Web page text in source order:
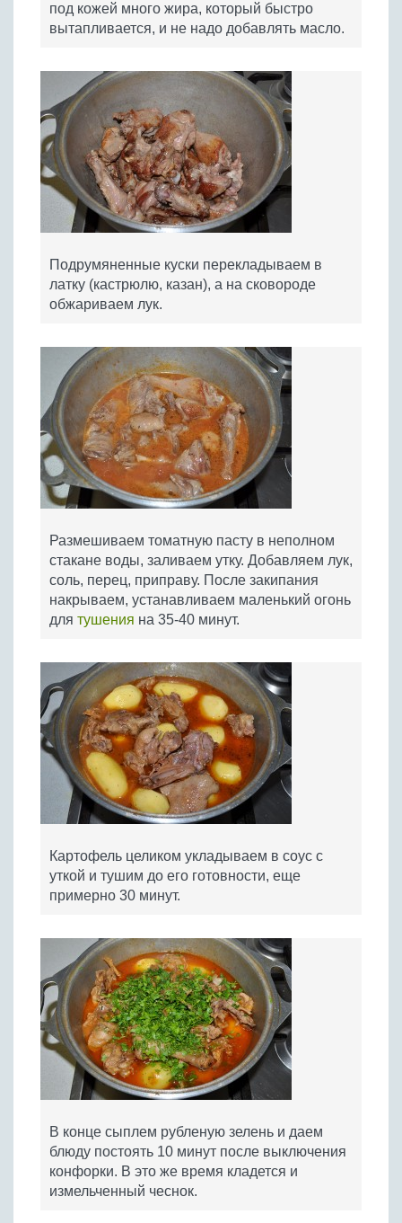
под кожей много жира, который быстро
вытапливается, и не надо добавлять масло.
Подрумяненные куски перекладываем в
латку (кастрюлю, казан), а на сковороде
обжариваем лук.
Размешиваем томатную пасту в неполном
стакане воды, заливаем утку. Добавляем лук,
соль, перец, приправу. После закипания
накрываем, устанавливаем маленький огонь
для тушения на 35-40 минут.
Картофель целиком укладываем в соус с
уткой и тушим до его готовности, еще
примерно 30 минут.
В конце сыплем рубленую зелень и даем
блюду постоять 10 минут после выключения
конфорки. В это же время кладется и
измельченный чеснок.